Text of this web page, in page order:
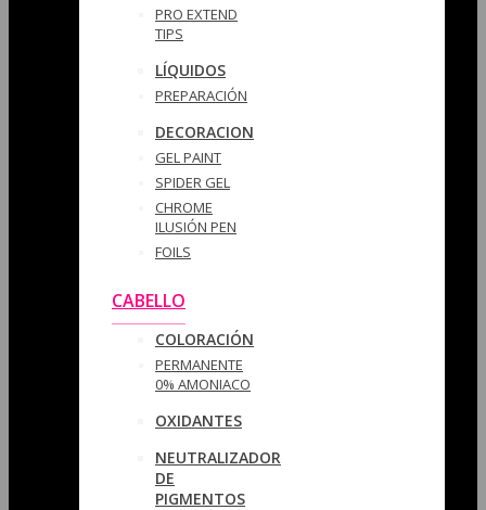
PRO EXTEND
TIPS
LÍQUIDOS
PREPARACIÓN
DECORACION
GEL PAINT
SPIDER GEL
CHROME
ILUSIÓN PEN
FOILS
CABELLO
COLORACIÓN
PERMANENTE
0% AMONIACO
OXIDANTES
NEUTRALIZADOR
DE
PIGMENTOS